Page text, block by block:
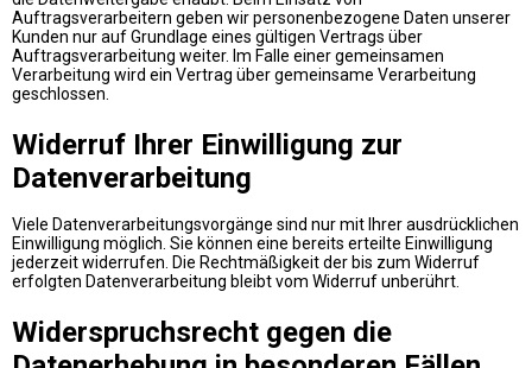
Auftragsverarbeitern geben wir personenbezogene Daten unserer
Kunden nur auf Grundlage eines gültigen Vertrags über
Auftragsverarbeitung weiter. Im Falle einer gemeinsamen
Verarbeitung wird ein Vertrag über gemeinsame Verarbeitung
geschlossen.
Widerruf Ihrer Einwilligung zur
Datenverarbeitung
Viele Datenverarbeitungsvorgänge sind nur mit Ihrer ausdrücklichen
Einwilligung möglich. Sie können eine bereits erteilte Einwilligung
jederzeit widerrufen. Die Rechtmäßigkeit der bis zum Widerruf
erfolgten Datenverarbeitung bleibt vom Widerruf unberührt.
Widerspruchsrecht gegen die